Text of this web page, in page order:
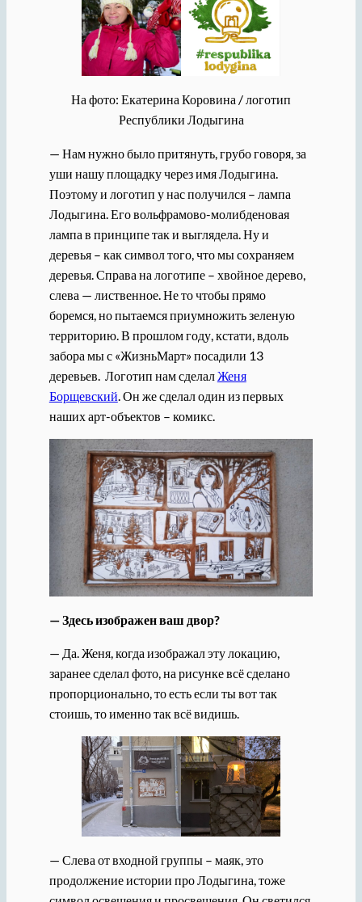
На фото: Екатерина Коровина / логотип
Республики Лодыгина
— Нам нужно было притянуть, грубо говоря, за
уши нашу площадку через имя Лодыгина.
Поэтому и логотип у нас получился – лампа
Лодыгина. Его вольфрамово-молибденовая
лампа в принципе так и выглядела. Ну и
деревья – как символ того, что мы сохраняем
деревья. Справа на логотипе – хвойное дерево,
слева — лиственное. Не то чтобы прямо
боремся, но пытаемся приумножить зеленую
территорию. В прошлом году, кстати, вдоль
забора мы с «ЖизньМарт» посадили 13
деревьев. Логотип нам сделалЖеня
Борщевский . Он же сделал один из первых
наших арт-объектов – комикс.
— Здесь изображен ваш двор?
— Да. Женя, когда изображал эту локацию,
заранее сделал фото, на рисунке всё сделано
пропорционально, то есть если ты вот так
стоишь, то именно так всё видишь.
— Слева от входной группы – маяк, это
продолжение истории про Лодыгина, тоже